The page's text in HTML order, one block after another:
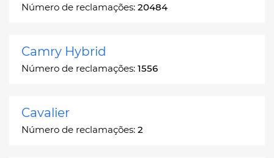
Número de reclamações: 20484
Camry Hybrid
Número de reclamações: 1556
Cavalier
Número de reclamações: 2